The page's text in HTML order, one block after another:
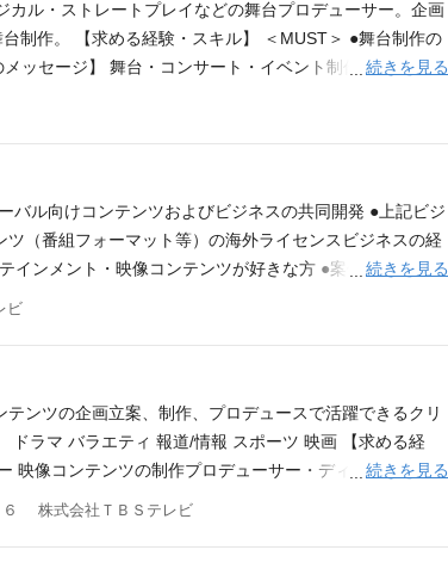
カル・ストレートプレイなどの舞台プロデューサー。企画
制作。 【求める経験・スキル】 ＜MUST＞ ●舞台制作の
ッセージ】 舞台・コンサート・イベント制作ならびに劇
Global Experience）の「Global」と「Experience」に
』や、資本業務提携を締結したKバレエの制作、番組イ
ていきます。 ライブエンタテインメント部は、アニメ映
部・グローバルビジネス部が存在し、それぞれの分野と
くいるので、地上波コンテンツと連携した企画やプロモ
すことのできる環境で、新しいコンテンツを制作した
続きを見る
バル向けコンテンツおよびビジネスの共同開発 ●上記ビジ
（番組フォーマット等）の海外ライセンスビジネスの経
インメント・映像コンテンツが好きな方 ●案件の立ち上げ
グループは、東京、ロサンゼルス、ソウルの三拠点で連
Takeshi’s Castle」に代表される番組フォーマットを世
テインメントコンテンツの海外ライセンスビジネスのご
続きを見る
ビ
ンツの企画立案、制作、プロデュースで活躍できるクリ
ドラマ バラエティ 報道/情報 スポーツ 映画 【求める経
映像コンテンツの制作プロデューサー・ディレクター 報
ださい。 （併願はできません） 書類選考を通過された
くる。」をブランドプロミスに掲げ、時代を超えて世界
続きを見る
６ 株式会社ＴＢＳテレビ